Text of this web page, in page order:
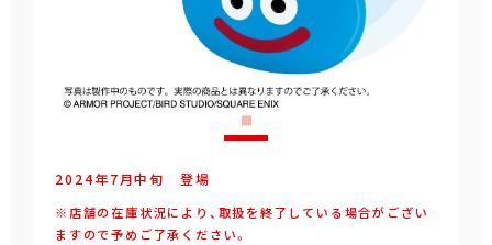
2024年7月中旬 登場
※店舗の在庫状況により、取扱を終了している場合がござい
ますので予めご了承ください。